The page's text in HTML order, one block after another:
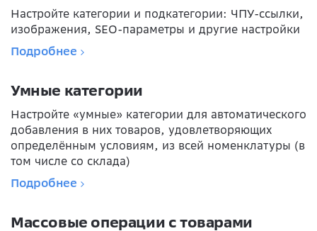
Настройте категории и подкатегории: ЧПУ-ссылки,
изображения, SEO-параметры и другие настройки
Подробнее
Умные категории
Настройте «умные» категории для автоматического
добавления в них товаров, удовлетворяющих
определённым условиям, из всей номенклатуры (в
том числе со склада)
Подробнее
Массовые операции с товарами